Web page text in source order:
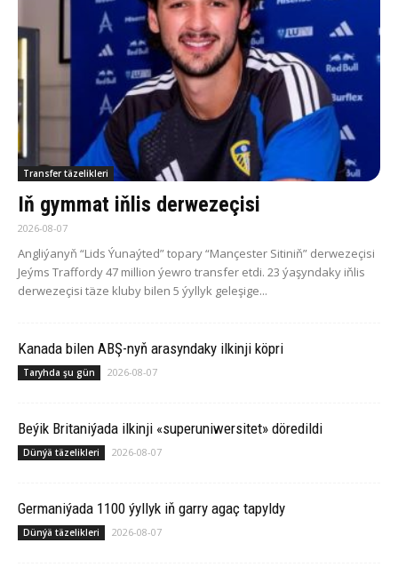
Transfer täzelikleri
Iň gymmat iňlis derwezeçisi
2026-08-07
Angliýanyň “Lids Ýunaýted” topary “Mançester Sitiniň” derwezeçisi
Jeýms Traffordy 47 million ýewro transfer etdi. 23 ýaşyndaky iňlis
derwezeçisi täze kluby bilen 5 ýyllyk geleşige...
Ka­na­da bilen ABŞ-nyň arasyndaky ilkinji köp­ri
Taryhda şu gün 2026-08-07
Beýik Britaniýada ilkinji «superuniwersitet» döredildi
Dünýä täzelikleri 2026-08-07
Germaniýada 1100 ýyllyk iň garry agaç tapyldy
Dünýä täzelikleri 2026-08-07